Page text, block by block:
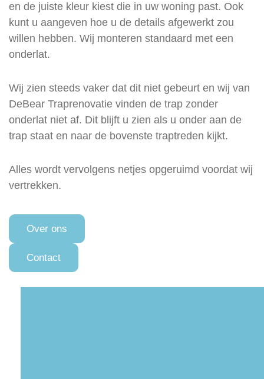
en de juiste kleur kiest die in uw woning past. Ook
kunt u aangeven hoe u de details afgewerkt zou
willen hebben. Wij monteren standaard met een
onderlat.
Wij zien steeds vaker dat dit niet gebeurt en wij van
DeBear Traprenovatie vinden de trap zonder
onderlat niet af. Dit blijft u zien als u onder aan de
trap staat en naar de bovenste traptreden kijkt.
Alles wordt vervolgens netjes opgeruimd voordat wij
vertrekken.
Over ons
Contact